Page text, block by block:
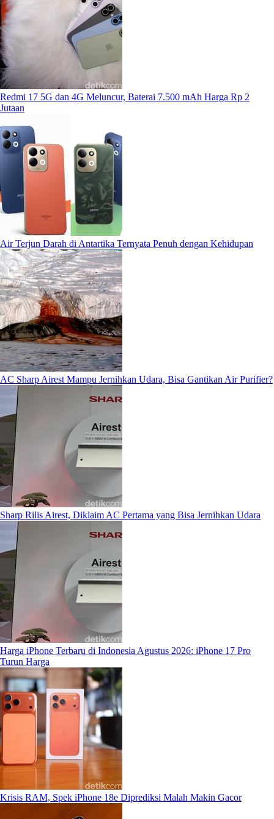
Redmi 17 5G dan 4G Meluncur, Baterai 7.500 mAh Harga Rp 2
Jutaan
Air Terjun Darah di Antartika Ternyata Penuh dengan Kehidupan
AC Sharp Airest Mampu Jernihkan Udara, Bisa Gantikan Air Purifier?
Sharp Rilis Airest, Diklaim AC Pertama yang Bisa Jernihkan Udara
Harga iPhone Terbaru di Indonesia Agustus 2026: iPhone 17 Pro
Turun Harga
Krisis RAM, Spek iPhone 18e Diprediksi Malah Makin Gacor